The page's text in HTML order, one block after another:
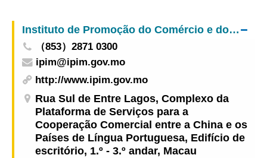
desenvolvimento da economia e indústria dos
criadores de conteúdos
Instituto de Promoção do Comércio e do Investimento
（853）2871 0300
ipim@ipim.gov.mo
http://www.ipim.gov.mo
Rua Sul de Entre Lagos, Complexo da
Plataforma de Serviços para a
Cooperação Comercial entre a China e os
Países de Língua Portuguesa, Edifício de
escritório, 1.º - 3.º andar, Macau